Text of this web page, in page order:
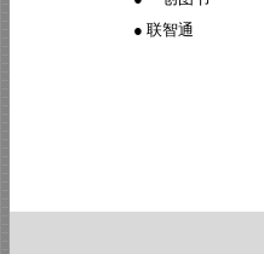
● 联智通